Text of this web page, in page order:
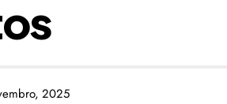
2025